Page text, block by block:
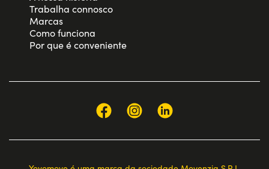
Trabalha connosco
Marcas
Como funciona
Por que é conveniente